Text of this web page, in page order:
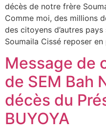
décès de notre frère
Comme moi, des millions
des citoyens d’autres
Soumaila Cissé reposer en
Message de
de SEM Bah
décès du
BUYOYA